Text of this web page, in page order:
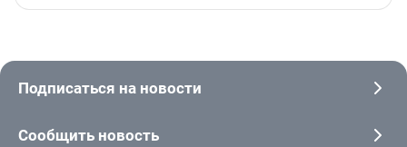
Подписаться на новости
Сообщить новость